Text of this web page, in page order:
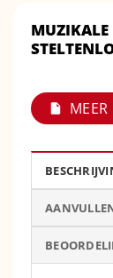
MUZIKALE